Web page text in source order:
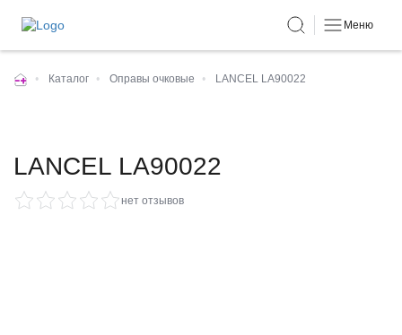
Меню
• Каталог • Оправы очковые • LANCEL LA90022
LANCEL LA90022
нет отзывов